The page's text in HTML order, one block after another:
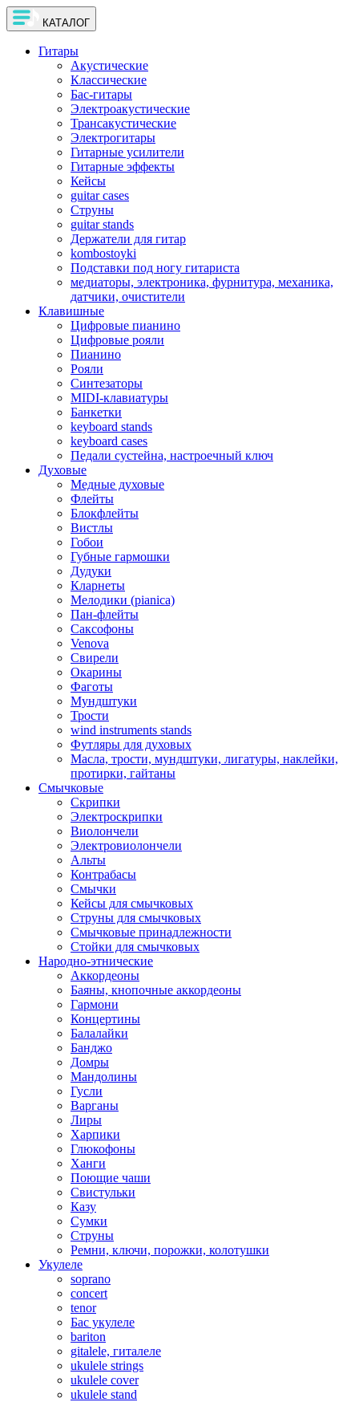
КАТАЛОГ
Гитары
Акустические
Классические
Бас-гитары
Электроакустические
Трансакустические
Электрогитары
Гитарные усилители
Гитарные эффекты
Кейсы
guitar cases
Струны
guitar stands
Держатели для гитар
kombostoyki
Подставки под ногу гитариста
медиаторы, электроника, фурнитура, механика,
датчики, очистители
Клавишные
Цифровые пианино
Цифровые рояли
Пианино
Рояли
Синтезаторы
MIDI-клавиатуры
Банкетки
keyboard stands
keyboard cases
Педали сустейна, настроечный ключ
Духовые
Медные духовые
Флейты
Блокфлейты
Вистлы
Гобои
Губные гармошки
Дудуки
Кларнеты
Мелодики (pianica)
Пан-флейты
Саксофоны
Venova
Свирели
Окарины
Фаготы
Мундштуки
Трости
wind instruments stands
Футляры для духовых
Масла, трости, мундштуки, лигатуры, наклейки,
протирки, гайтаны
Смычковые
Скрипки
Электроскрипки
Виолончели
Электровиолончели
Альты
Контрабасы
Смычки
Кейсы для смычковых
Струны для смычковых
Смычковые принадлежности
Стойки для смычковых
Народно-этнические
Аккордеоны
Баяны, кнопочные аккордеоны
Гармони
Концертины
Балалайки
Банджо
Домры
Мандолины
Гусли
Варганы
Лиры
Харпики
Глюкофоны
Ханги
Поющие чаши
Свистульки
Казу
Сумки
Струны
Ремни, ключи, порожки, колотушки
Укулеле
soprano
concert
tenor
Бас укулеле
bariton
gitalele, гиталеле
ukulele strings
ukulele cover
ukulele stand